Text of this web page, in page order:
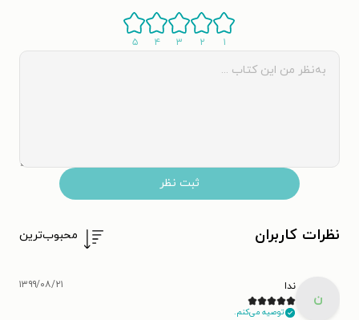
۱ ۲ ۳ ۴ ۵
ثبت نظر
نظرات کاربران محبوب‌ترین
ن
ندا
توصیه می‌کنم.
۱۳۹۹/۰۸/۲۱